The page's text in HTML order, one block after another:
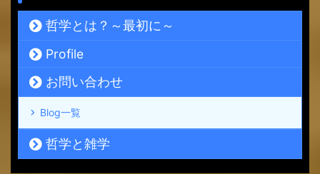
哲学とは？～最初に～
Profile
お問い合わせ
Blog一覧
哲学と雑学